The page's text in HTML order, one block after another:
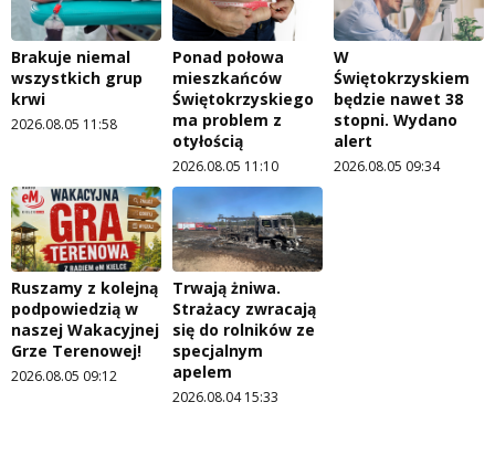
Brakuje niemal
wszystkich grup
krwi
2026.08.05 11:58
Ponad połowa
mieszkańców
Świętokrzyskiego
ma problem z
otyłością
2026.08.05 11:10
W
Świętokrzyskiem
będzie nawet 38
stopni. Wydano
alert
2026.08.05 09:34
Ruszamy z kolejną
podpowiedzią w
naszej Wakacyjnej
Grze Terenowej!
2026.08.05 09:12
Trwają żniwa.
Strażacy zwracają
się do rolników ze
specjalnym
apelem
2026.08.04 15:33